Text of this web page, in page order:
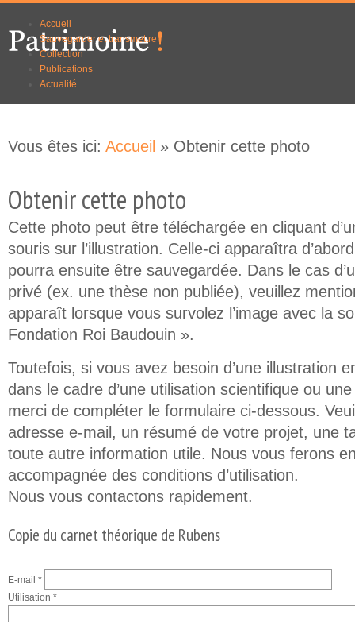
principal
navigationAccueil
Sauvegarder et transmettre
Collection
Publications
Actualité
Vous êtes ici: Accueil » Obtenir cette photo
Obtenir cette photo
Cette photo peut être téléchargée en cliquant
souris sur l’illustration. Celle-ci apparaîtra
pourra ensuite être sauvegardée. Dans le cas
privé (ex. une thèse non publiée), veuillez
apparaît lorsque vous survolez l’image avec la
Fondation Roi Baudouin ».
Toutefois, si vous avez besoin d’une illustration
dans le cadre d’une utilisation scientifique ou
merci de compléter le formulaire ci-dessous.
adresse e-mail, un résumé de votre projet, une
toute autre information utile. Nous vous ferons
accompagnée des conditions d’utilisation.
Nous vous contactons rapidement.
Copie du carnet théorique de Rubens
E-mail *
Utilisation *